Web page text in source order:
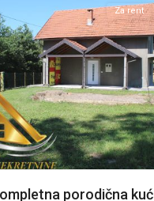
Za rent
porodična